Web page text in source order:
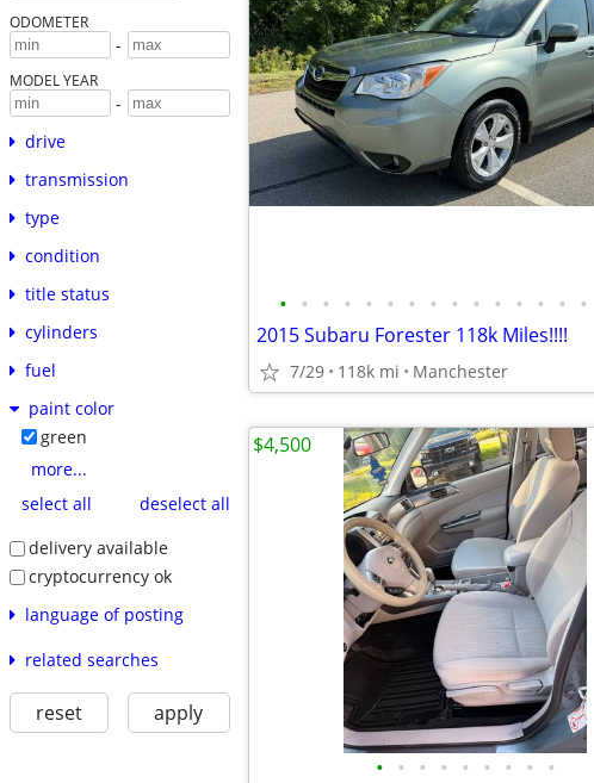
ODOMETER
-
MODEL YEAR
-
drive
transmission
type
condition
title status
cylinders
fuel
paint color
green
more...
select all
deselect all
delivery available
cryptocurrency ok
language of posting
related searches
reset apply
• • • • • • • • • • • • • • •
2015 Subaru Forester 118k Miles!!!!
7/29 118k mi Manchester
• • • • • • • • •
$4,500